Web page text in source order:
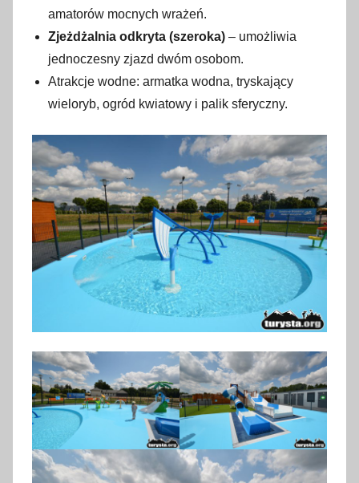
amatorów mocnych wrażeń.
Zjeżdżalnia odkryta (szeroka) – umożliwia
jednoczesny zjazd dwóm osobom.
Atrakcje wodne: armatka wodna, tryskający
wieloryb, ogród kwiatowy i palik sferyczny.